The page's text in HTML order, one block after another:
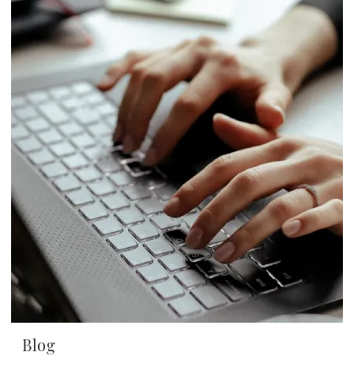
Blog